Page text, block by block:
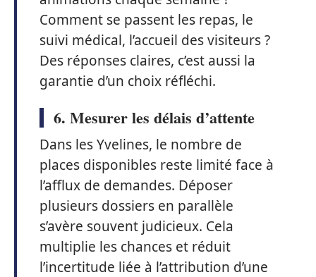
Comment se passent les repas, le
suivi médical, l’accueil des visiteurs ?
Des réponses claires, c’est aussi la
garantie d’un choix réfléchi.
6. Mesurer les délais d’attente
Dans les Yvelines, le nombre de
places disponibles reste limité face à
l’afflux de demandes. Déposer
plusieurs dossiers en parallèle
s’avère souvent judicieux. Cela
multiplie les chances et réduit
l’incertitude liée à l’attribution d’une